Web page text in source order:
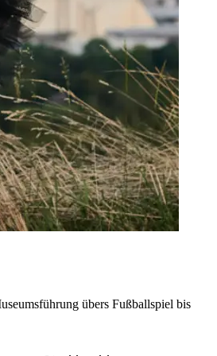
übers Fußballspiel bis